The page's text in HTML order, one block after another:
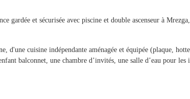
gardée et sécurisée avec piscine et double ascenseur à Mrezga,
d'une cuisine indépendante aménagée et équipée (plaque,
balconnet, une chambre d’invités, une salle d’eau pour les